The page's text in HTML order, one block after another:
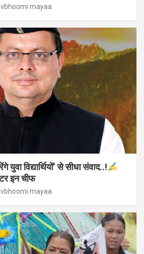
mayaa
युवा विद्यार्थियों’ से सीधा संवाद..!
इन चीफ
mayaa